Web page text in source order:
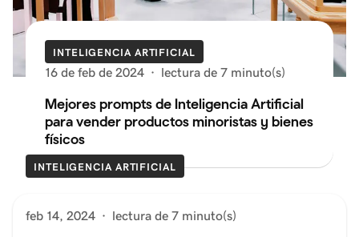
INTELIGENCIA ARTIFICIAL
16 de feb de 2024 · lectura de 7 minuto(s)
Mejores prompts de Inteligencia Artificial
para vender productos minoristas y bienes
físicos
INTELIGENCIA ARTIFICIAL
feb 14, 2024 · lectura de 7 minuto(s)